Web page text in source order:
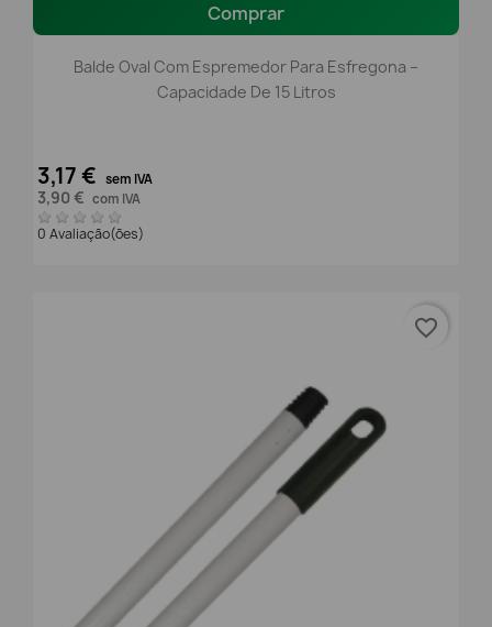
Comprar
Balde Oval Com Espremedor Para Esfregona –
Capacidade De 15 Litros
3,17 € sem IVA
3,90 € com IVA
0 Avaliação(ões)
favorite_border